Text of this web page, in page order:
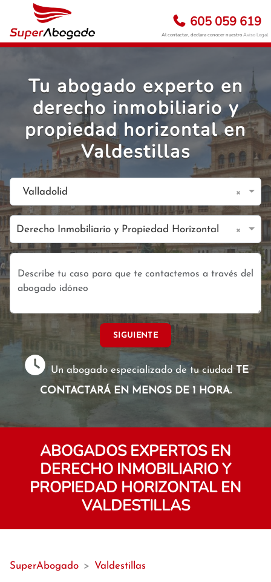
605 059 619
Al contactar, declara conocer nuestroAviso Legal
Tu abogado experto en
derecho inmobiliario y
propiedad horizontal en
Valdestillas
Valladolid ×
Derecho Inmobiliario y Propiedad Horizontal ×
SIGUIENTE
Un abogado especializado de tu ciudadTE
CONTACTARÁ EN MENOS DE 1 HORA.
ABOGADOS EXPERTOS EN
DERECHO INMOBILIARIO Y
PROPIEDAD HORIZONTAL EN
VALDESTILLAS
SuperAbogado > Valdestillas